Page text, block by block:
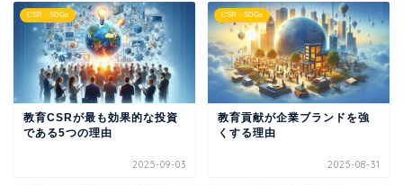
CSR・SDGs
教育CSRが最も効果的な投資
である5つの理由
2025-09-03
CSR・SDGs
教育貢献が企業ブランドを強
くする理由
2025-08-31